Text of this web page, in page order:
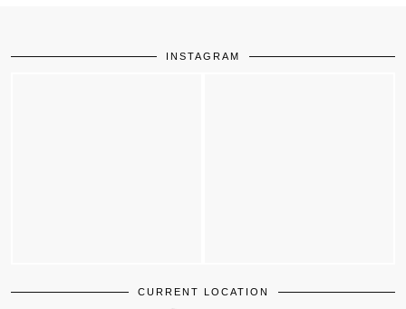
INSTAGRAM
CURRENT LOCATION